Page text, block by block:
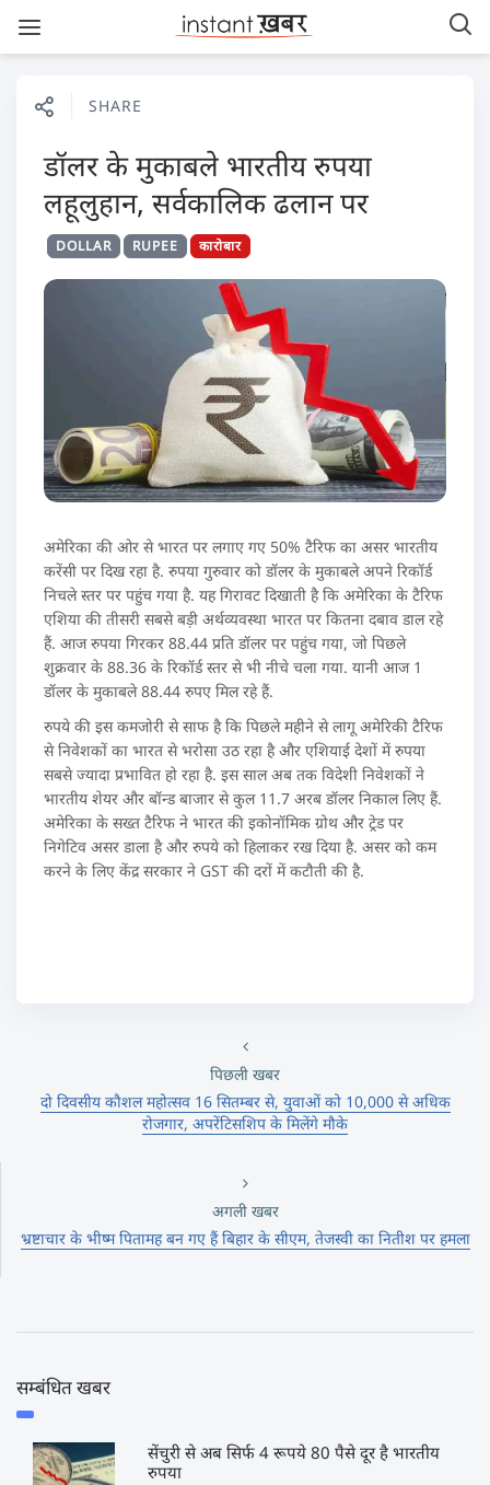
SHARE
डॉलर के मुकाबले भारतीय रुपया
लहूलुहान, सर्वकालिक ढलान पर
DOLLAR RUPEE कारोबार
अमेरिका की ओर से भारत पर लगाए गए 50% टैरिफ का असर भारतीय
करेंसी पर दिख रहा है. रुपया गुरुवार को डॉलर के मुकाबले अपने रिकॉर्ड
निचले स्तर पर पहुंच गया है. यह गिरावट दिखाती है कि अमेरिका के टैरिफ
एशिया की तीसरी सबसे बड़ी अर्थव्यवस्था भारत पर कितना दबाव डाल रहे
हैं. आज रुपया गिरकर 88.44 प्रति डॉलर पर पहुंच गया, जो पिछले
शुक्रवार के 88.36 के रिकॉर्ड स्तर से भी नीचे चला गया. यानी आज 1
डॉलर के मुकाबले 88.44 रुपए मिल रहे हैं.
रुपये की इस कमजोरी से साफ है कि पिछले महीने से लागू अमेरिकी टैरिफ
से निवेशकों का भारत से भरोसा उठ रहा है और एशियाई देशों में रुपया
सबसे ज्यादा प्रभावित हो रहा है. इस साल अब तक विदेशी निवेशकों ने
भारतीय शेयर और बॉन्ड बाजार से कुल 11.7 अरब डॉलर निकाल लिए हैं.
अमेरिका के सख्त टैरिफ ने भारत की इकोनॉमिक ग्रोथ और ट्रेड पर
निगेटिव असर डाला है और रुपये को हिलाकर रख दिया है. असर को कम
करने के लिए केंद्र सरकार ने GST की दरों में कटौती की है.
पिछली खबर
दो दिवसीय कौशल महोत्सव 16 सितम्बर से, युवाओं को 10,000 से अधिक
रोजगार, अपरेंटिसशिप के मिलेंगे मौके
अगली खबर
भ्रष्टाचार के भीष्म पितामह बन गए हैं बिहार के सीएम, तेजस्वी का नितीश पर हमला
सम्बंधित खबर
सेंचुरी से अब सिर्फ 4 रूपये 80 पैसे दूर है भारतीय
रुपया